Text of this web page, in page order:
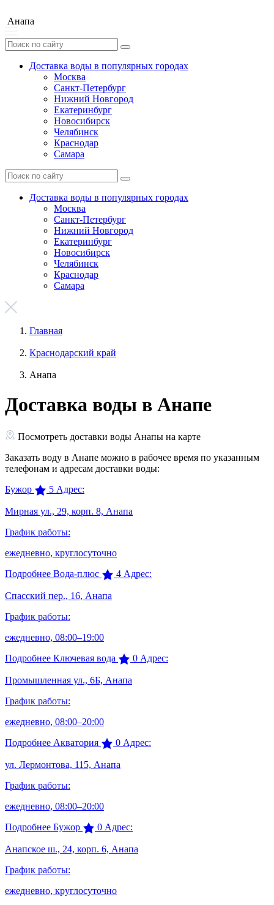
Анапа
Доставка воды в популярных городах
Москва
Санкт-Петербург
Нижний Новгород
Екатеринбург
Новосибирск
Челябинск
Краснодар
Самара
Доставка воды в популярных городах
Москва
Санкт-Петербург
Нижний Новгород
Екатеринбург
Новосибирск
Челябинск
Краснодар
Самара
Главная
Краснодарский край
Анапа
Доставка воды в Анапе
Посмотреть доставки воды Анапы на карте
Заказать воду в Анапе можно в рабочее время по указанным
телефонам и адресам доставки воды:
Бужор
5 Адрес:
Мирная ул., 29, корп. 8, Анапа
График работы:
ежедневно, круглосуточно
Подробнее Вода-плюс 4 Адрес:
Спасский пер., 16, Анапа
График работы:
ежедневно, 08:00–19:00
Подробнее Ключевая вода 0 Адрес:
Промышленная ул., 6Б, Анапа
График работы:
ежедневно, 08:00–20:00
Подробнее Акватория 0 Адрес:
ул. Лермонтова, 115, Анапа
График работы:
ежедневно, 08:00–20:00
Подробнее Бужор 0 Адрес:
Анапское ш., 24, корп. 6, Анапа
График работы:
ежедневно, круглосуточно